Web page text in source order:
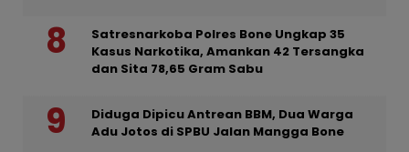
Satresnarkoba Polres Bone Ungkap 35
Kasus Narkotika, Amankan 42 Tersangka
dan Sita 78,65 Gram Sabu
Diduga Dipicu Antrean BBM, Dua Warga
Adu Jotos di SPBU Jalan Mangga Bone